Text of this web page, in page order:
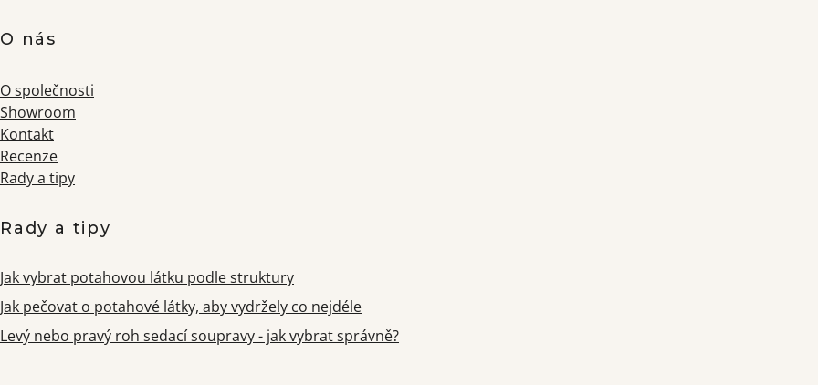
O nás
O společnosti
Showroom
Kontakt
Recenze
Rady a tipy
Rady a tipy
Jak vybrat potahovou látku podle struktury
Jak pečovat o potahové látky, aby vydržely co nejdéle
Levý nebo pravý roh sedací soupravy - jak vybrat správně?